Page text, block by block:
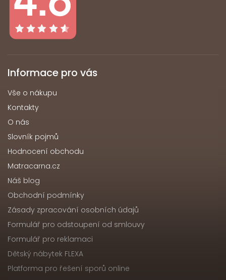
Informace pro vás
Vše o nákupu
Kontakty
O nás
Slovník pojmů
Hodnocení obchodu
Matracarna.cz
Náš blog
Obchodní podmínky
Zásady zpracování osobních údajů
Formulář pro odstoupení od smlouvy
Formulář pro reklamaci
Dětský nábytek FLEXA
Platforma pro řešení sporů online